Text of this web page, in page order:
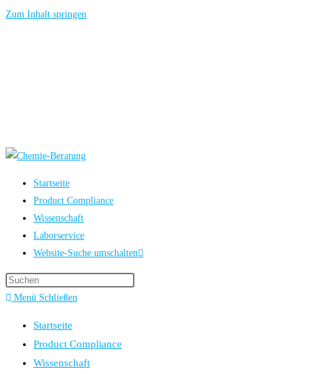
Zum Inhalt springen
Startseite
Product Compliance
Wissenschaft
Laborservice
Website-Suche umschalten
Menü Schließen
Startseite
Product Compliance
Wissenschaft